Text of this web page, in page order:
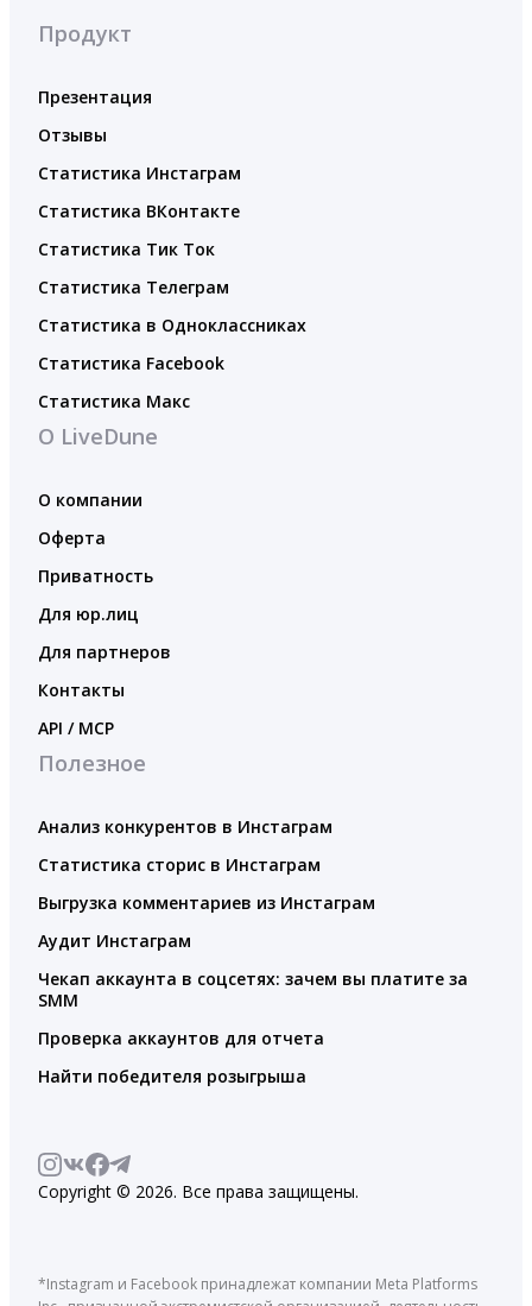
Продукт
Презентация
Отзывы
Статистика Инстаграм
Статистика ВКонтакте
Статистика Тик Ток
Статистика Телеграм
Статистика в Одноклассниках
Статистика Facebook
Статистика Макс
О LiveDune
О компании
Оферта
Приватность
Для юр.лиц
Для партнеров
Контакты
API / MCP
Полезное
Анализ конкурентов в Инстаграм
Статистика сторис в Инстаграм
Выгрузка комментариев из Инстаграм
Аудит Инстаграм
Чекап аккаунта в соцсетях: зачем вы платите за
SMM
Проверка аккаунтов для отчета
Найти победителя розыгрыша
Copyright © 2026. Все права защищены.
*Instagram и Facebook принадлежат компании Meta Platforms